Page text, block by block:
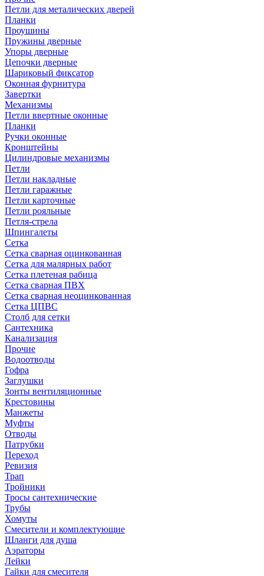
Петли для металических дверей
Планки
Проушины
Пружины дверные
Упоры дверные
Цепочки дверные
Шариковый фиксатор
Оконная фурнитура
Завертки
Механизмы
Петли ввертные оконные
Планки
Ручки оконные
Кронштейны
Цилиндровые механизмы
Петли
Петли накладные
Петли гаражные
Петли карточные
Петли рояльные
Петля-стрела
Шпингалеты
Сетка
Сетка сварная оцинкованная
Сетка для малярных работ
Сетка плетеная рабица
Сетка сварная ПВХ
Сетка сварная неоцинкованная
Сетка ЦПВС
Столб для сетки
Сантехника
Канализация
Прочие
Водоотводы
Гофра
Заглушки
Зонты вентиляционные
Крестовины
Манжеты
Муфты
Отводы
Патрубки
Переход
Ревизия
Трап
Тройники
Тросы сантехнические
Трубы
Хомуты
Смесители и комплектующие
Шланги для душа
Аэраторы
Лейки
Гайки для смесителя